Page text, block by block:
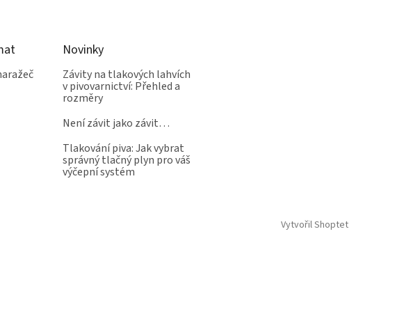
Novinky
Závity na tlakových lahvích
v pivovarnictví: Přehled a
rozměry
Není závit jako závit…
Tlakování piva: Jak vybrat
správný tlačný plyn pro váš
výčepní systém
Vytvořil Shoptet